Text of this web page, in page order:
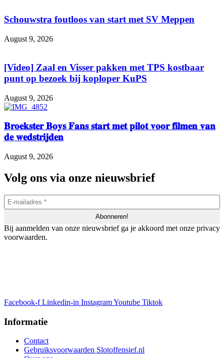
Schouwstra foutloos van start met SV Meppen
August 9, 2026
[Video] Zaal en Visser pakken met TPS kostbaar
punt op bezoek bij koploper KuPS
August 9, 2026
𝐁𝐫𝐨𝐞𝐤𝐬𝐭𝐞𝐫 𝐁𝐨𝐲𝐬 𝐅𝐚𝐧𝐬 𝐬𝐭𝐚𝐫𝐭 𝐦𝐞𝐭 𝐩𝐢𝐥𝐨𝐭 𝐯𝐨𝐨𝐫 𝐟𝐢𝐥𝐦𝐞𝐧 𝐯𝐚𝐧
𝐝𝐞 𝐰𝐞𝐝𝐬𝐭𝐫𝐢𝐣𝐝𝐞𝐧
August 9, 2026
Volg ons via onze nieuwsbrief
Bij aanmelden van onze nieuwsbrief ga je akkoord met onze privacy
voorwaarden.
Facebook-f Linkedin-in InstagramYoutube Tiktok
Informatie
Contact
Gebruiksvoorwaarden Slotoffensief.nl